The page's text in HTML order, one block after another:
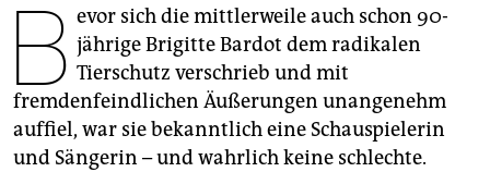
genossenschaft
epaper login
B evor sich die mittlerweile auch schon 90-
jährige Brigitte Bardot dem radikalen
Tierschutz verschrieb und mit
fremdenfeindlichen Äußerungen unangenehm
auffiel, war sie bekanntlich eine Schauspielerin
und Sängerin – und wahrlich keine schlechte.